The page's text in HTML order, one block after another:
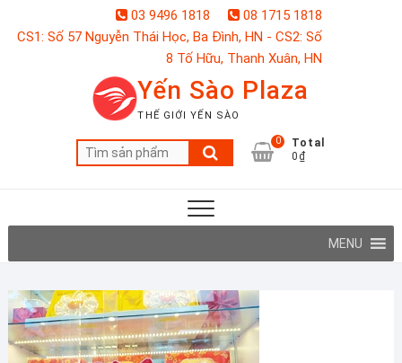
03 9496 1818
08 1715 1818
CS1: Số 57 Nguyễn Thái Học, Ba Đình, HN - CS2: Số
8 Tố Hữu, Thanh Xuân, HN
Yến Sào Plaza
THẾ GIỚI YẾN SÀO
Tìm
kiếm:
0
Total
0₫
MENU